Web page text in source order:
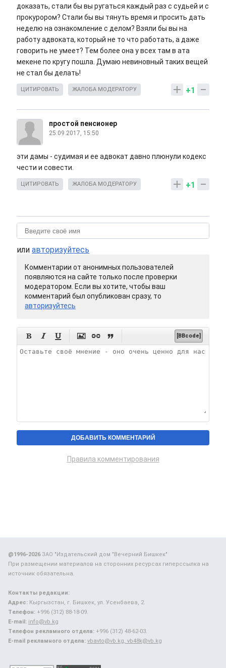
доказать, стали бы вы ругаться каждый раз с судьей и с
прокурором? Стали бы вы тянуть время и просить дать
неделю на ознакомление с делом? Взяли бы вы на
работу адвоката, который не то что работать, а даже
говорить не умеет? Тем более она у всех там в ата
мекене по кругу пошла. Думаю невиновный таких вещей
не стал бы делать!
+1
ЦИТИРОВАТЬ ЖАЛОБА МОДЕРАТОРУ
простой пенсионер
25.09.2017, 15:50
эти дамы - судимая и ее адвокат давно плюнули кодекс
чести и совести.
+1
ЦИТИРОВАТЬ ЖАЛОБА МОДЕРАТОРУ
или авторизуйтесь
Комментарии от анонимных пользователей
появляются на сайте только после проверки
модератором. Если вы хотите, чтобы ваш
комментарий был опубликован сразу, то
авторизуйтесь
      [BBcode]
Правила комментирования
@1996-2026ЗАО "Издательский дом "Вечерний Бишкек"
При размещении материалов на сторонних ресурсах гиперссылка на
источник обязательна.
Контакты редакции:
Адрес: Кыргызстан, г. Бишкек, ул. Усенбаева, 2.
Телефон: +996 (312) 88-18-09.
E-mail: info@vb.kg
Телефон рекламного отдела: +996 (312) 48-62-03.
E-mail рекламного отдела: vbavto@vb.kg, vb48k@vb.kg